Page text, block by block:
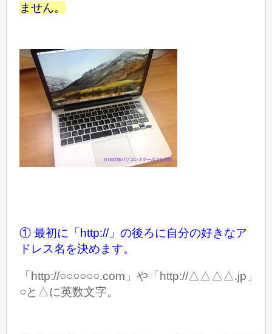
ません。
① 最初に「http://」の後ろに自分の好きなア
ドレス名を決めます。
「http://○○○○○○.com」や「http://△△△△.jp」
○と△に英数文字。